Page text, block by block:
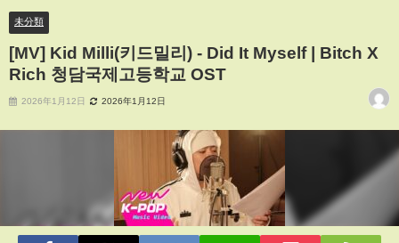
未分類
[MV] Kid Milli(키드밀리) - Did It Myself | Bitch X
Rich 청담국제고등학교 OST
2026年1月12日 2026年1月12日